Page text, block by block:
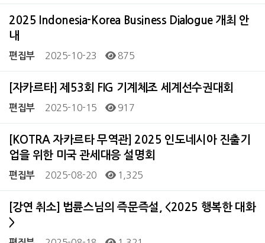
2025 Indonesia-Korea Business Dialogue 개최 안
내
편집부 2025-10-23 875
[자카르타] 제53회 FIG 기계체조 세계선수권대회
편집부 2025-10-15 917
[KOTRA 자카르타 무역관] 2025 인도네시아 진출기
업을 위한 미국 관세대응 설명회
편집부 2025-08-20 1,325
[강연 취소] 법륜스님의 즉문즉설, <2025 행복한 대화
>